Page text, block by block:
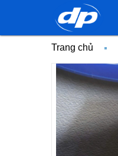
Trang chủ